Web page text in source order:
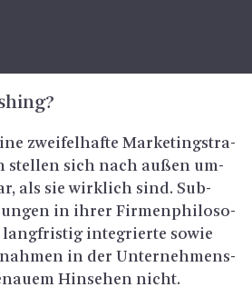
zwei­fel­haf­te Mar­ke­ting­stra­
stel­len sich nach außen um­
als sie wirk­lich sind. Sub­
in ihrer Fir­men­phi­lo­so­
in­te­grier­te sowie
in der Un­ter­neh­mens­
Hin­se­hen nicht.